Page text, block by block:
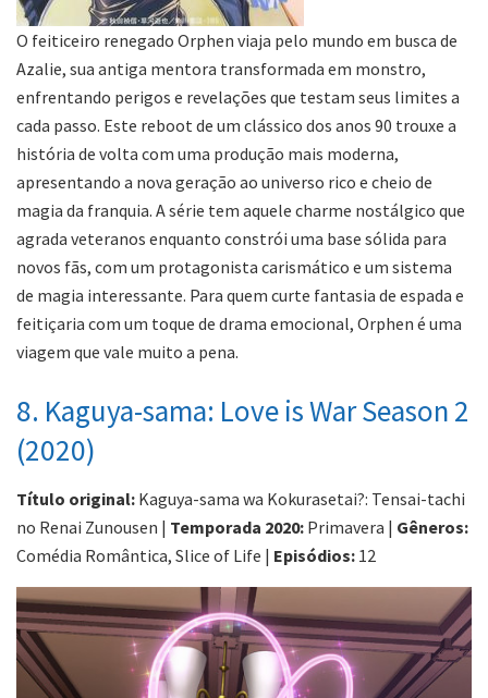
O feiticeiro renegado Orphen viaja pelo mundo em busca de
Azalie, sua antiga mentora transformada em monstro,
enfrentando perigos e revelações que testam seus limites a
cada passo. Este reboot de um clássico dos anos 90 trouxe a
história de volta com uma produção mais moderna,
apresentando a nova geração ao universo rico e cheio de
magia da franquia. A série tem aquele charme nostálgico que
agrada veteranos enquanto constrói uma base sólida para
novos fãs, com um protagonista carismático e um sistema
de magia interessante. Para quem curte fantasia de espada e
feitiçaria com um toque de drama emocional, Orphen é uma
viagem que vale muito a pena.
8. Kaguya-sama: Love is War Season 2
(2020)
Título original: Kaguya-sama wa Kokurasetai?: Tensai-tachi
no Renai Zunousen | Temporada 2020: Primavera | Gêneros:
Comédia Romântica, Slice of Life | Episódios: 12